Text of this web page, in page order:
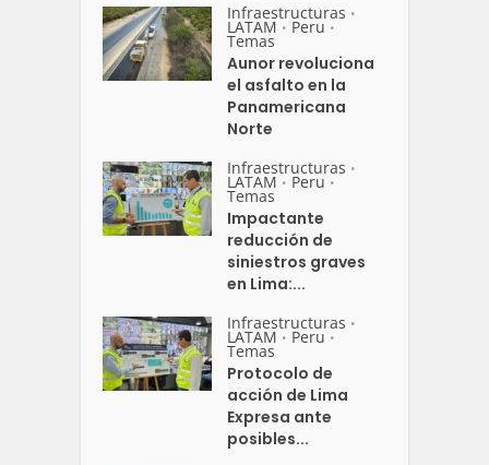
Infraestructuras •
LATAM • Peru •
Temas
Aunor revoluciona
el asfalto en la
Panamericana
Norte
Infraestructuras •
LATAM • Peru •
Temas
Impactante
reducción de
siniestros graves
en Lima:...
Infraestructuras •
LATAM • Peru •
Temas
Protocolo de
acción de Lima
Expresa ante
posibles...